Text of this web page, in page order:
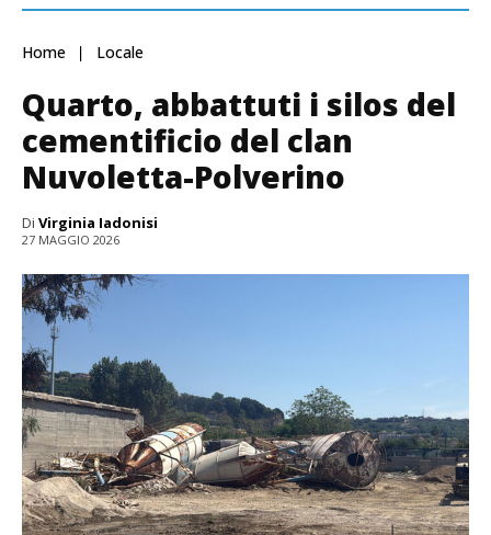
Home Locale
Quarto, abbattuti i silos del
cementificio del clan
Nuvoletta-Polverino
Di Virginia Iadonisi
27 MAGGIO 2026